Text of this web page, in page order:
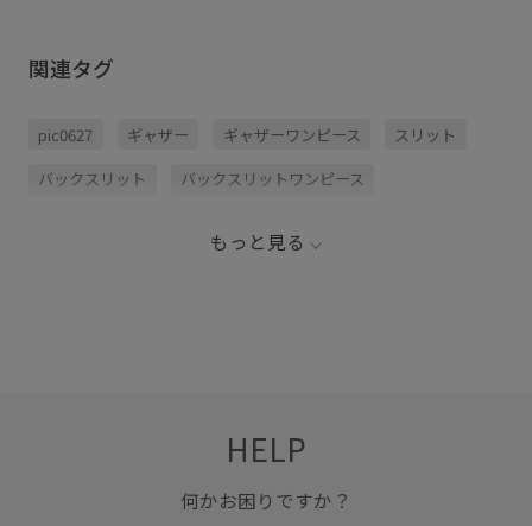
関連タグ
pic0627 ギャザー ギャザーワンピース スリット
バックスリット バックスリットワンピース
もっと見る
HELP
何かお困りですか？